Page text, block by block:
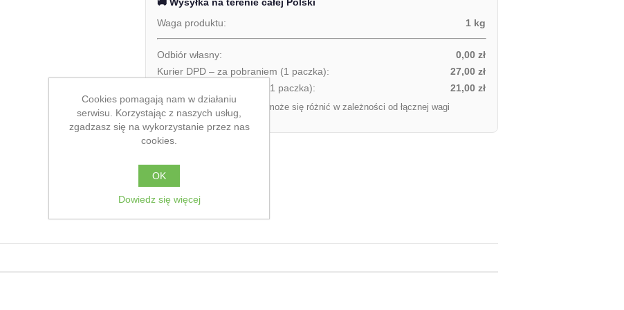
🚚 Wysyłka na terenie całej Polski
Waga produktu:
1 kg
Odbiór własny:
0,00 zł
Kurier DPD – za pobraniem (1 paczka):
27,00 zł
Kurier DPD – przedpłata (1 paczka):
21,00 zł
Ostateczny koszt dostawy może się różnić w zależności od łącznej wagi
zamówienia.
Cookies pomagają nam w działaniu
serwisu. Korzystając z naszych usług,
zgadzasz się na wykorzystanie przez nas
cookies.
OK
Dowiedz się więcej